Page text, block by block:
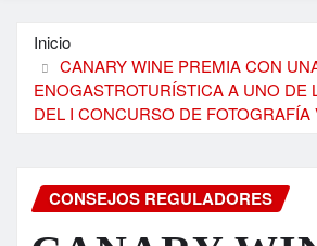
Inicio
CANARY WINE PREMIA CON
ENOGASTROTURÍSTICA A UNO DE
DEL I CONCURSO DE FOTOGRAFÍA
CONSEJOS REGULADORES